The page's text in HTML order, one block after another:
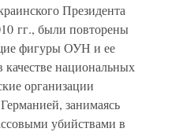
Президента
гг., были повторены
фигуры ОУН и ее
национальных
организации
занимаясь
убийствами в